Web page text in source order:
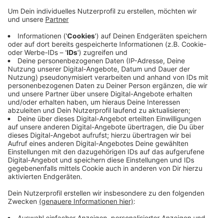
Die Unternehmen BASF und Henkel in Düsseldorf
haben 6.300 Liter Desinfektionsmittel gespendet. Sie
sollen gerade jetzt in der Zeit der Corona-Pandemie
für mehr Sicherheit der Fahrgäste sorgen - genauso
wie der Mund- und Nasenschutz, den wir in den
öffentlichen Verkehrsmitteln tragen müssen.
Anzeige